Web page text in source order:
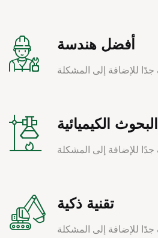
أفضل هندسة
البحوث الكيميائية
تقنية ذكية